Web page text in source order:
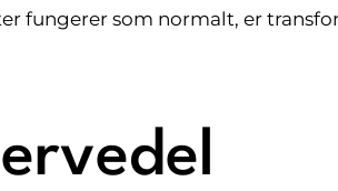
fungerer som normalt, er